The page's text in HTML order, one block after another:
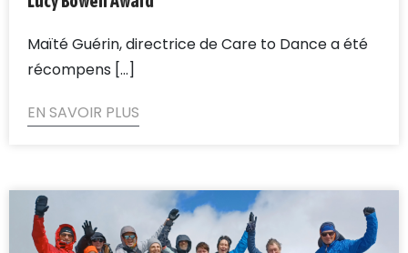
Maïté Guérin, directrice de Care to Dance a été
récompens [...]
EN SAVOIR PLUS